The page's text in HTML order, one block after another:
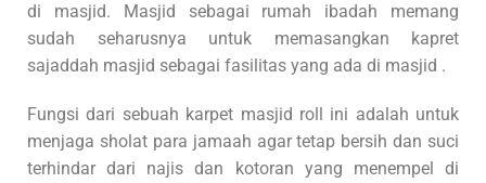
di masjid. Masjid sebagai rumah ibadah memang
sudah seharusnya untuk memasangkan kapret
sajaddah masjid sebagai fasilitas yang ada di masjid .
Fungsi dari sebuah karpet masjid roll ini adalah untuk
menjaga sholat para jamaah agar tetap bersih dan suci
terhindar dari najis dan kotoran yang menempel di